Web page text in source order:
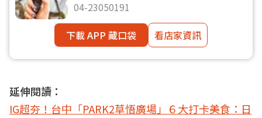
04-23050191
下載 APP 藏口袋
看店家資訊
延伸閱讀：
IG超夯！台中「PARK2草悟廣場」６大打卡美食：日